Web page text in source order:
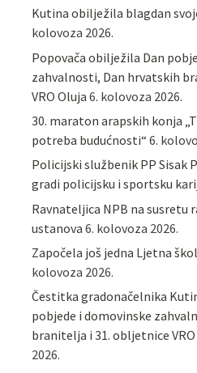
Kutina obilježila blagdan
kolovoza 2026.
Popovača obilježila Dan
zahvalnosti, Dan hrvatskih
VRO Oluja 6. kolovoza 2026.
30. maraton arapskih konja
potreba budućnosti“ 6.
Policijski službenik PP Sisak
gradi policijsku i sportsku
Ravnateljica NPB na susretu
ustanova 6. kolovoza 2026.
Započela još jedna Ljetna
kolovoza 2026.
Čestitka gradonačelnika
pobjede i domovinske
branitelja i 31. obljetnice VRO
2026.